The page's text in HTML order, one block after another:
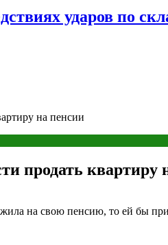
ударов по
на пенсии
продать квартиру
на свою пенсию, то ей бы